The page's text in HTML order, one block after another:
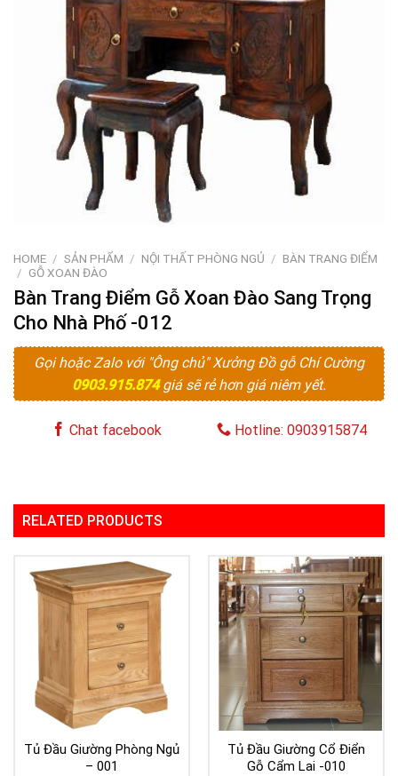
HOME / SẢN PHẨM / NỘI THẤT PHÒNG NGỦ / BÀN TRANG ĐIỂM
/ GỖ XOAN ĐÀO
Bàn Trang Điểm Gỗ Xoan Đào Sang Trọng
Cho Nhà Phố -012
Gọi hoặc Zalo với "Ông chủ" Xưởng Đồ gỗ Chí Cường
0903.915.874giá sẽ rẻ hơn giá niêm yết.
Chat facebook Hotline: 0903915874
RELATED PRODUCTS
Tủ Đầu Giường Phòng Ngủ
– 001
Tủ Đầu Giường Cổ Điển
Gỗ Cẩm Lai -010